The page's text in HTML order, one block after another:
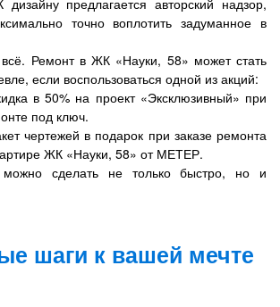
дизайну предлагается авторский надзор,
точно воплотить задуманное в
Ремонт в ЖК «Науки, 58» может стать
если воспользоваться одной из акций:
в 50% на проект «Эксклюзивный» при
под ключ.
чертежей в подарок при заказе ремонта
ЖК «Науки, 58» от МЕТЕР.
сделать не только быстро, но и
шаги к вашей мечте